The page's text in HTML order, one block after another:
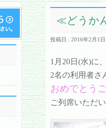
≪どうか
投稿日 : 2016年2月1日
1月20日(水)に
2名の利用者さ
おめでとう
ご列席いただ